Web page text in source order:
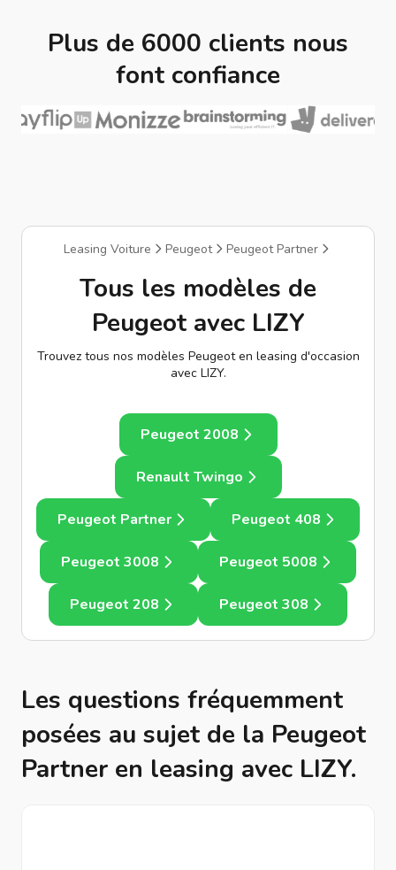
Plus de 6000 clients nous
font confiance
Leasing Voiture Peugeot Peugeot Partner
Tous les modèles de
Peugeot avec LIZY
Trouvez tous nos modèles Peugeot en leasing d'occasion
avec LIZY.
Peugeot 2008
Renault Twingo
Peugeot Partner Peugeot 408
Peugeot 3008 Peugeot 5008
Peugeot 208 Peugeot 308
Les questions fréquemment
posées au sujet de la Peugeot
Partner en leasing avec LIZY.